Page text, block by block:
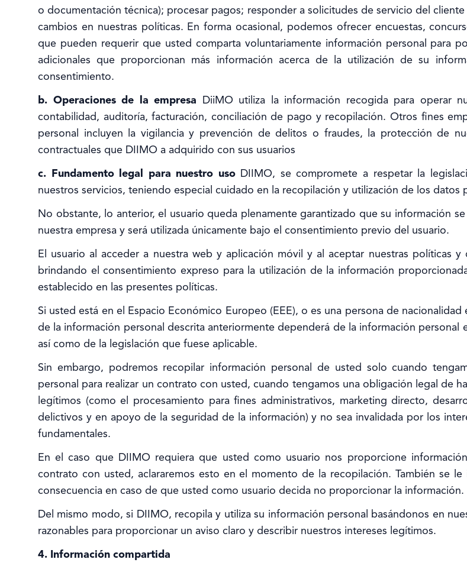
o documentación técnica); procesar pagos; responder a solicitudes de servicio del
cambios en nuestras políticas. En forma ocasional, podemos ofrecer encuestas,
que pueden requerir que usted comparta voluntariamente información personal para
adicionales que proporcionan más información acerca de la utilización de su
consentimiento.
b. Operaciones de la empresa
DiiMO utiliza la información recogida para operar
contabilidad, auditoría, facturación, conciliación de pago y recopilación. Otros fines
personal incluyen la vigilancia y prevención de delitos o fraudes, la protección de
contractuales que DIIMO a adquirido con sus usuarios
c. Fundamento legal para nuestro uso DIIMO, se compromete a respetar la
nuestros servicios, teniendo especial cuidado en la recopilación y utilización de los datos
No obstante, lo anterior, el usuario queda plenamente garantizado que su información
nuestra empresa y será utilizada únicamente bajo el consentimiento previo del usuario.
El usuario al acceder a nuestra web y aplicación móvil y al aceptar nuestras políticas
brindando el consentimiento expreso para la utilización de la información
establecido en las presentes políticas.
Si usted está en el Espacio Económico Europeo (EEE), o es una persona de
de la información personal descrita anteriormente dependerá de la información
así como de la legislación que fuese aplicable.
Sin embargo, podremos recopilar información personal de usted solo cuando
personal para realizar un contrato con usted, cuando tengamos una obligación legal de
legítimos (como el procesamiento para fines administrativos, marketing directo,
delictivos y en apoyo de la seguridad de la información) y no sea invalidada por los
fundamentales.
En el caso que DIIMO requiera que usted como usuario nos proporcione
contrato con usted, aclararemos esto en el momento de la recopilación. También se
consecuencia en caso de que usted como usuario decida no proporcionar la información.
Del mismo modo, si DIIMO, recopila y utiliza su información personal basándonos en
razonables para proporcionar un aviso claro y describir nuestros intereses legítimos.
4. Información compartida